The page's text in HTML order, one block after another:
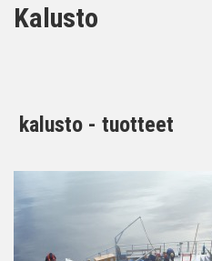
Kalusto
kalusto - tuotteet